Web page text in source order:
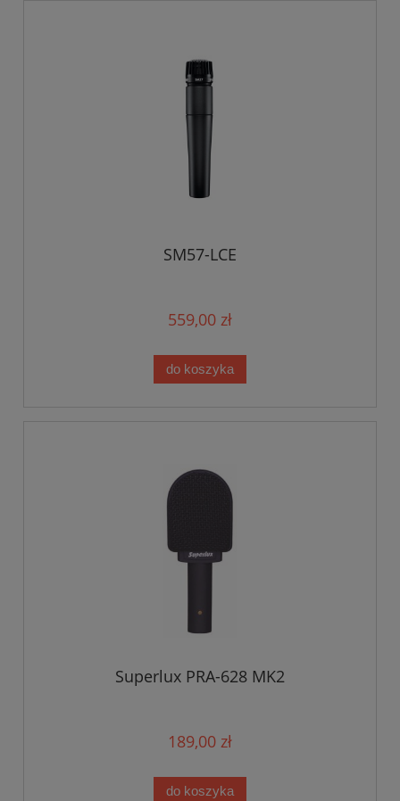
SM57-LCE
559,00 zł
do koszyka
Superlux PRA-628 MK2
189,00 zł
do koszyka